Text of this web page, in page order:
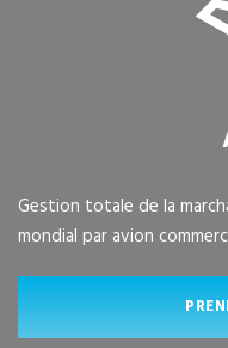
Gestion totale de la
mondial par avion